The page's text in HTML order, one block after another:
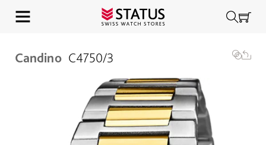
Candino C4750/3